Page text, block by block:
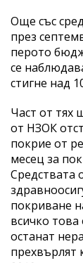
Още със
през
перото
се
стигне над
Част от тях
от НЗОК
покрие от
месец за
Средствата
покриване
всичко това
останат
прехвърлят